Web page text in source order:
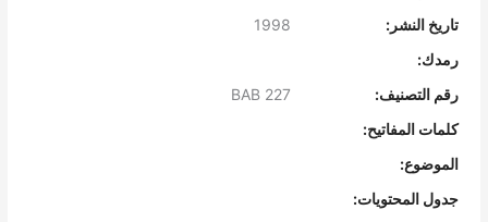
تاريخ النشر:
رمدك:
رقم التصنيف:
كلمات المفاتيح:
الموضوع:
جدول المحتويات: